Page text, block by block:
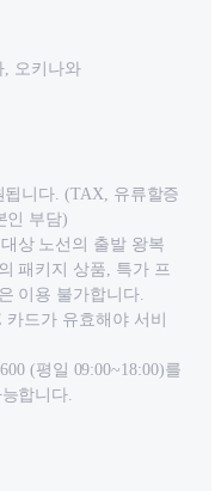
, 오키나와
니다. (TAX, 유류할증
인 부담)
상 노선의 출발 왕복
패키지 상품, 특가 프
이용 불가합니다.
드가 유효해야 서비
(평일 09:00~18:00)를
합니다.